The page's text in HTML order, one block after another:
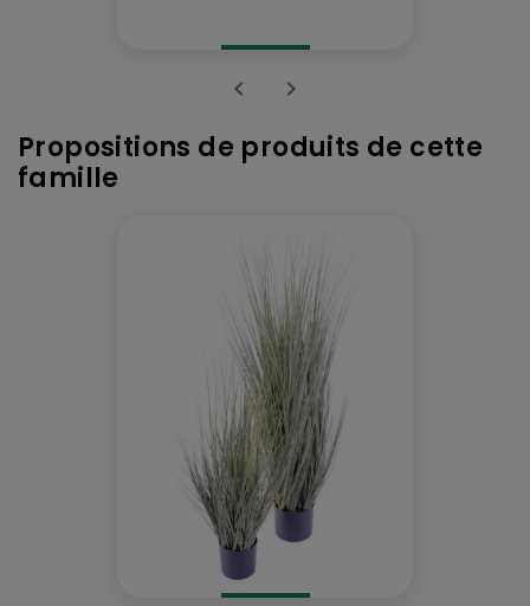
 
Propositions de produits de cette
famille